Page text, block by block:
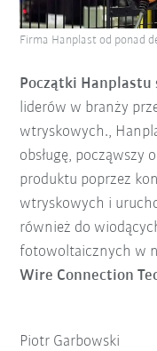
Początki Hanplastu
liderów w branży
wtryskowych.,
obsługę, począwszy
produktu poprzez
wtryskowych i
również do
fotowoltaicznych w
Wire Connection
Piotr Garbowski
Firma Hanplast od ponad